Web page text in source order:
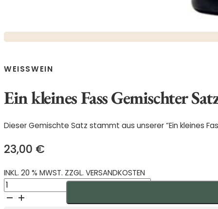
WEISSWEIN
Ein kleines Fass Gemischter
Dieser Gemischte Satz stammt aus unserer “Ein kleines
23,00 €
INKL. 20 % MWST. ZZGL. VERSANDKOSTEN
Ein
kleines